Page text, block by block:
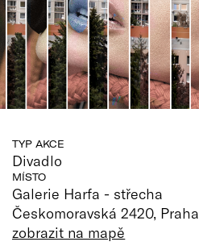
TYP AKCE
Divadlo
MÍSTO
Galerie Harfa - střecha
Českomoravská 2420, Praha
zobrazit na mapě